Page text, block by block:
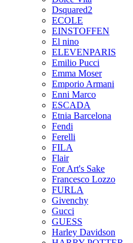
Dsquared2
ECOLE
EINSTOFFEN
El nino
ELEVENPARIS
Emilio Pucci
Emma Moser
Emporio Armani
Enni Marco
ESCADA
Etnia Barcelona
Fendi
Ferelli
FILA
Flair
For Art's Sake
Francesco Lozzo
FURLA
Givenchy
Gucci
GUESS
Harley Davidson